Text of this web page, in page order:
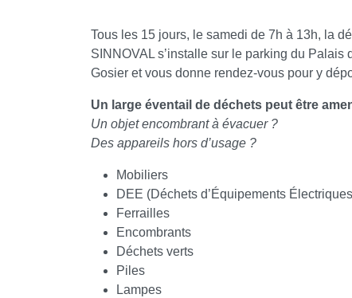
Tous les 15 jours, le samedi de 7h à 13h, la
SINNOVAL s’installe sur le parking du Palais
Gosier et vous donne rendez-vous pour y
Un large éventail de déchets peut être
Un objet encombrant à évacuer ?
Des appareils hors d’usage ?
Mobiliers
DEE (Déchets d’Équipements
Ferrailles
Encombrants
Déchets verts
Piles
Lampes